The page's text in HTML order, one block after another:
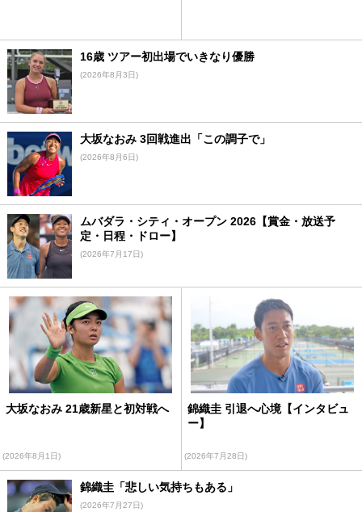
16歳 ツアー初出場でいきなり優勝
(2026年8月3日)
大坂なおみ 3回戦進出「この調子で」
(2026年8月6日)
ムバダラ・シティ・オープン 2026【賞金・放送予
定・日程・ドロー】
(2026年7月17日)
大坂なおみ 21歳新星と初対戦へ
(2026年8月1日)
錦織圭 引退へ心境【インタビュ
ー】
(2026年7月28日)
錦織圭「悲しい気持ちもある」
(2026年7月27日)